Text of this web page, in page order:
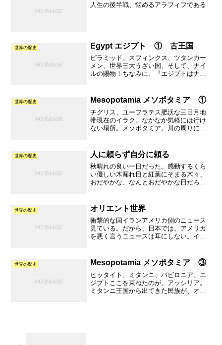
人生の後半戦、悩めるアラフィフである
世界の歴史 Egypt エジプト ① 古王国
ピラミッド、スフィンクス、ツタンカー
メン、世界三大うざい国、そして、ナイ
ルの賜物！ちなみに、『エジプトはナイ
家。"The father of history"と呼ばれる人
世界の歴史 Mesopotamia メソポタミア ①
チグリス、ユーフラテス肥沃な三日月地
帯現在のイラク。なかなか気軽には行け
ない場所。メソポタミア。川の周りに低
備がしっかりしているように思えるが、
ところが、皮肉にも低い山...
世界の歴史 人に頼らず自分に頼る
秋晴れの良い一日だった。感動するくら
い優しい木漏れ日と紅葉にそまる木々、
おだやかな、なんとおだやかな日だろう
い、何の予定も入れてなく暇だった。こ
ういう瞬間に、ふと、こころ...
世界の歴史 オリエント世界
衝撃的な国イランアメリカ側のニュース
見ている。だから、日本では、アメリカ
を悪く言うニュースは耳にしない。イラ
宗教が生まれた場所。どんな魅力がある
のだろう。紀元前550年...
世界の歴史 Mesopotamia メソポタミア ③
ヒッタイト、ミタンニ、バビロニア、エ
ジプトここを束ねたのが、アッシリア。
ミタンニ王国から出てきた民族が、オリ